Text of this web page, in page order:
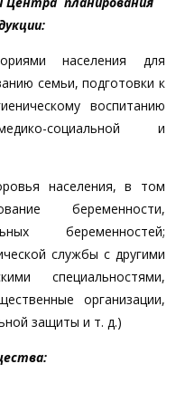
населения для
семьи, подготовки к
воспитанию
социальной и
населения, в том
беременности,
беременностей;
службы с другими
специальностями,
организации,
защиты и т. д.)
: